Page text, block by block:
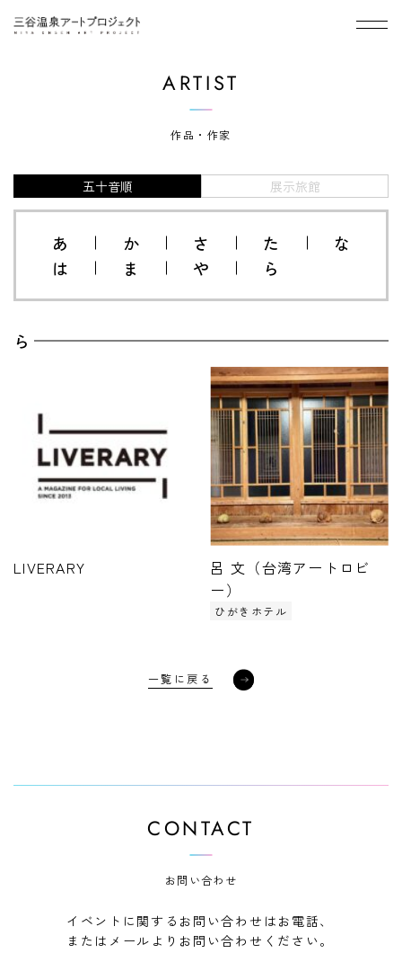
メニ
ARTIST
作品・作家
五十音順 展示旅館
あ か さ た
な
は
ま や ら
ら
LIVERARY
呂 文（台湾アートロビ
ー）
ひがきホテル
一覧に戻る
CONTACT
お問い合わせ
イベントに関するお問い合わせはお電話、
またはメールよりお問い合わせください。